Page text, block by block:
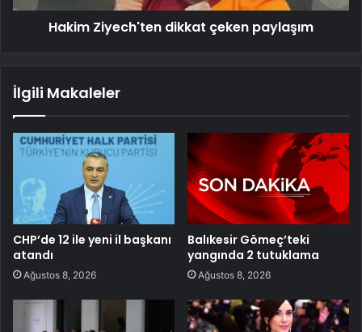
Hakim Ziyech'ten dikkat çeken paylaşım
İlgili Makaleler
CHP’de 12 ile yeni il başkanı
atandı
Ağustos 8, 2026
Balıkesir Gömeç’teki
yangında 2 tutuklama
Ağustos 8, 2026